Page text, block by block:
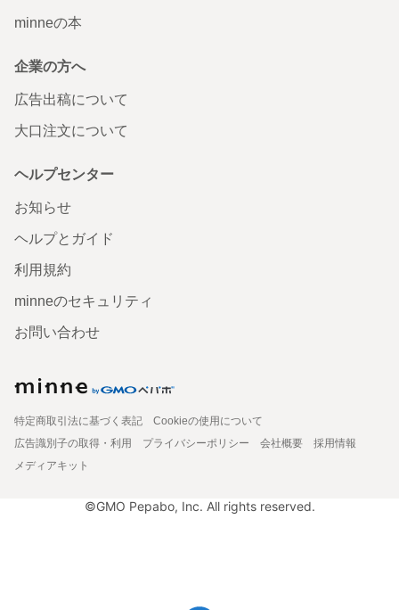
minneの本
企業の方へ
広告出稿について
大口注文について
ヘルプセンター
お知らせ
ヘルプとガイド
利用規約
minneのセキュリティ
お問い合わせ
特定商取引法に基づく表記
Cookieの使用について
広告識別子の取得・利用
プライバシーポリシー 会社概要
採用情報
メディアキット
©GMO Pepabo, Inc. All rights reserved.